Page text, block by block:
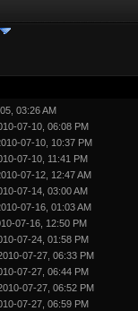
03:26 AM
07-10, 06:08 PM
07-10, 10:37 PM
07-10, 11:41 PM
07-12, 12:47 AM
07-14, 03:00 AM
07-16, 01:03 AM
07-16, 12:50 PM
07-24, 01:58 PM
07-27, 06:33 PM
07-27, 06:44 PM
07-27, 06:52 PM
07-27, 06:59 PM